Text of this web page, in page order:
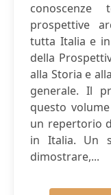
conoscenze
prospettive
tutta Italia e
della
alla Storia e
generale. Il
questo
un repertorio
in Italia. Un
dimostrare,...